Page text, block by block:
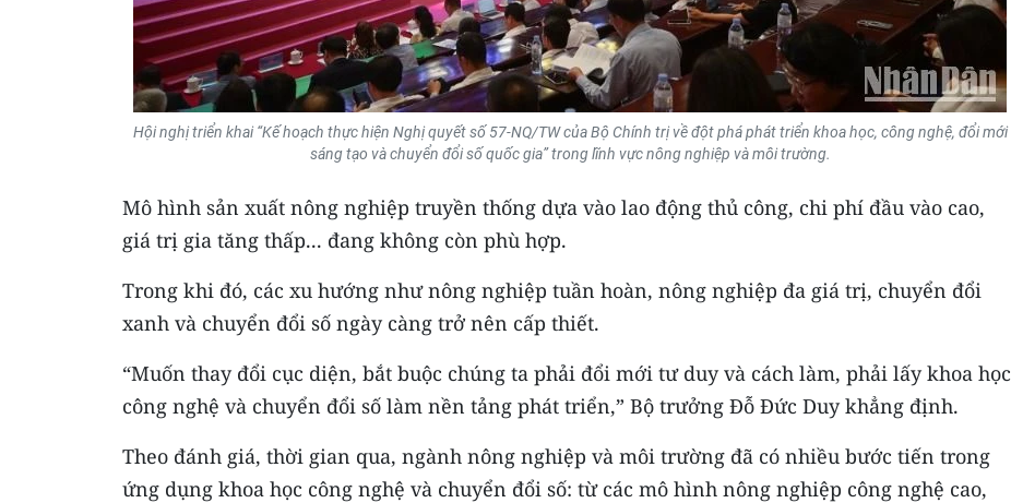
Hội nghị triển khai “Kế hoạch thực hiện Nghị quyết số 57-NQ/TW của Bộ Chính trị về đột phá phát triển khoa học, công nghệ, đổi mới
sáng tạo và chuyển đổi số quốc gia” trong lĩnh vực nông nghiệp và môi trường.
Mô hình sản xuất nông nghiệp truyền thống dựa vào lao động thủ công, chi phí đầu vào cao,
giá trị gia tăng thấp... đang không còn phù hợp.
Trong khi đó, các xu hướng như nông nghiệp tuần hoàn, nông nghiệp đa giá trị, chuyển đổi
xanh và chuyển đổi số ngày càng trở nên cấp thiết.
“Muốn thay đổi cục diện, bắt buộc chúng ta phải đổi mới tư duy và cách làm, phải lấy khoa học
công nghệ và chuyển đổi số làm nền tảng phát triển,” Bộ trưởng Đỗ Đức Duy khẳng định.
Theo đánh giá, thời gian qua, ngành nông nghiệp và môi trường đã có nhiều bước tiến trong
ứng dụng khoa học công nghệ và chuyển đổi số: từ các mô hình nông nghiệp công nghệ cao,